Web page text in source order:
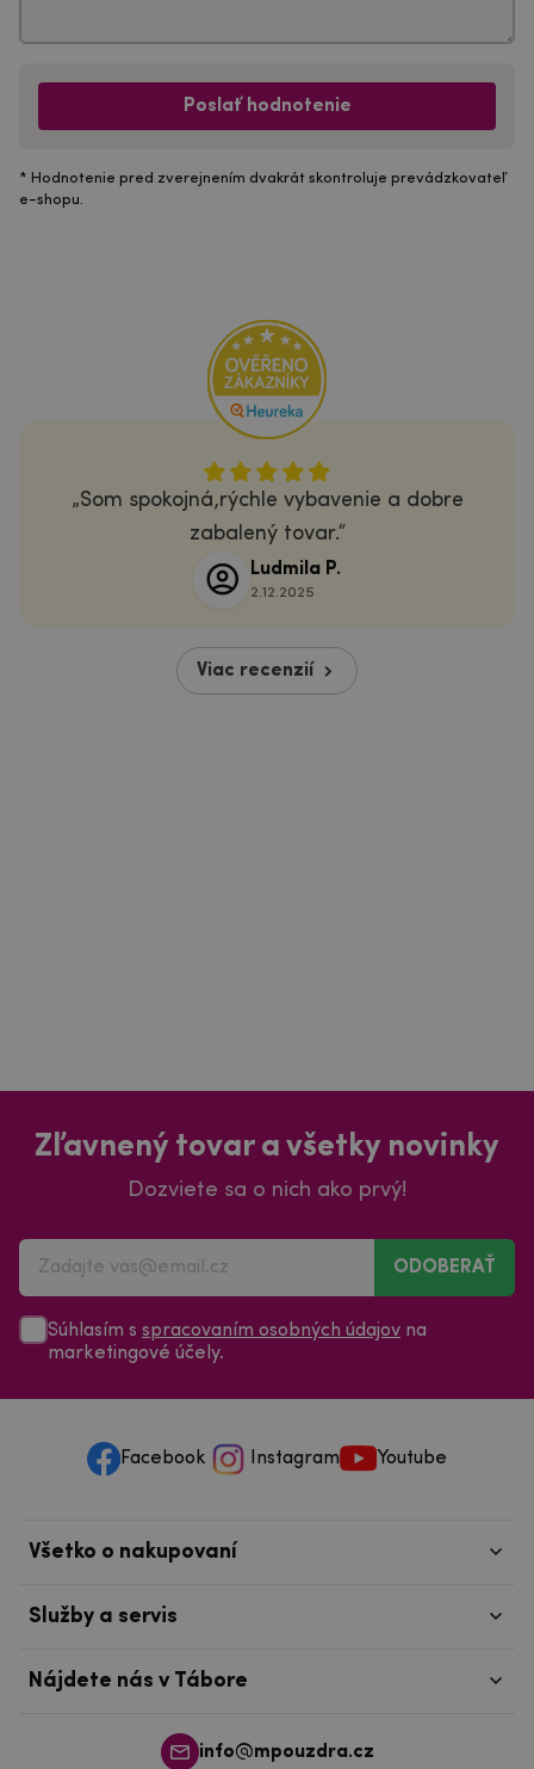
Poslať hodnotenie
* Hodnotenie pred zverejnením dvakrát skontroluje prevádzkovateľ
e-shopu.
Som spokojná,rýchle vybavenie a dobre
zabalený tovar.
Ludmila P.
2.12.2025
Viac recenzií
Zľavnený tovar a všetky novinky
Dozviete sa o nich ako prvý!
ODOBERAŤ
Súhlasím s spracovaním osobných údajov na
marketingové účely.
Facebook Instagram Youtube
info@mpouzdra.cz
Všetko o nakupovaní
Služby a servis
Nájdete nás v Tábore